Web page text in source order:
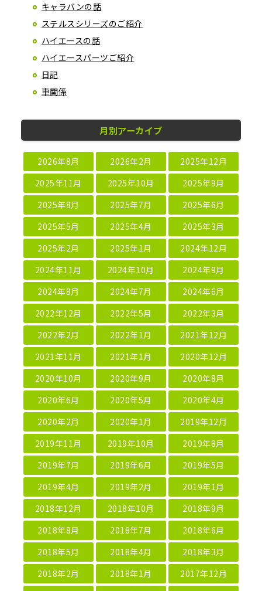
キャラバンの話
ステルスシリーズのご紹介
ハイエースの話
ハイエースパーツご紹介
日記
車関係
月別アーカイブ
2026年8月 2026年2月
2025年12月
2025年11月
2025年10月
2025年9月
2025年8月
2025年7月
2025年6月
2025年5月
2025年4月
2025年3月
2025年2月
2025年1月
2024年12月
2024年11月
2024年10月
2024年9月
2024年8月
2024年7月
2024年6月
2022年12月
2022年5月
2022年3月
2022年2月
2022年1月
2021年12月
2021年11月
2021年1月
2020年12月
2020年10月
2020年9月
2020年8月
2020年6月
2020年5月
2020年4月
2020年2月
2020年1月
2019年12月
2019年11月
2019年10月
2019年8月
2019年7月
2019年6月
2019年5月
2019年4月
2019年2月
2019年1月
2018年12月
2018年10月
2018年9月
2018年8月
2018年7月
2018年6月
2018年5月
2018年4月
2018年3月
2018年2月
2018年1月
2017年12月